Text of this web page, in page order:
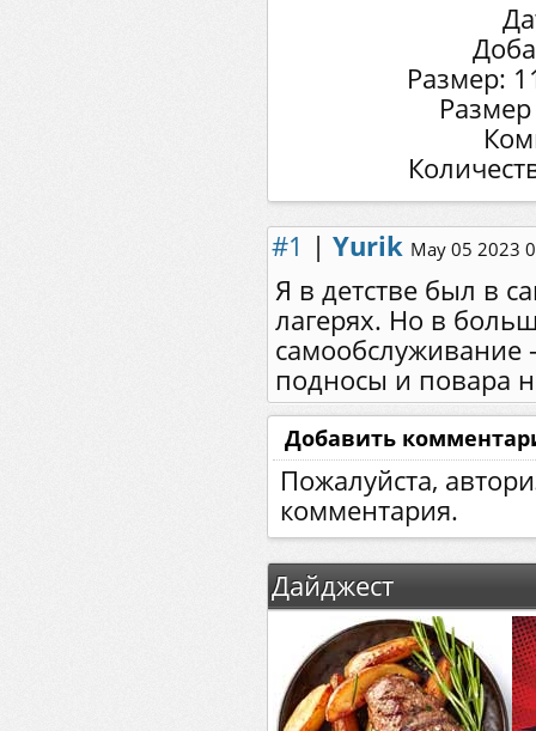
Размер:
#1 | Yurik May 05 2023
Я в детстве был в
лагерях. Но в
самообслуживание
подносы и повара
Добавить
Пожалуйста,
комментария.
Дайджест